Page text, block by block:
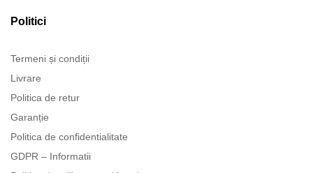
Politici
Termeni și condiții
Livrare
Politica de retur
Garanție
Politica de confidentialitate
GDPR – Informatii